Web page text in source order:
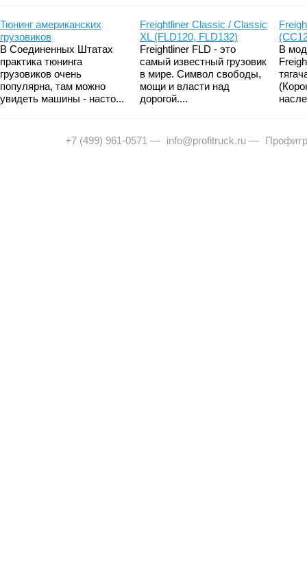
Тюнинг американских
грузовиков
В Соединенных Штатах
практика тюнинга
грузовиков очень
популярна, там можно
увидеть машины - насто...
Freightliner Classic / Classic
XL (FLD120, FLD132)
Freightliner FLD - это
самый известный грузовик
в мире. Символ свободы,
мощи и власти над
дорогой....
В
+7 (499) 961-0571 — info@profitruck.ru —